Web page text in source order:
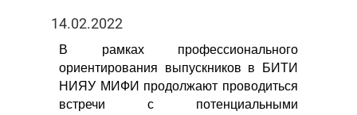
14.02.2022
В рамках профессионального
ориентирования выпускников в БИТИ
НИЯУ МИФИ продолжают проводиться
встречи с потенциальными